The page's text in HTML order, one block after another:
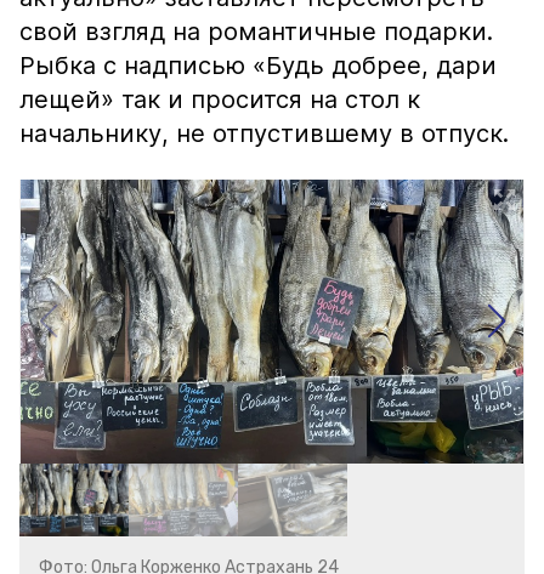
свой взгляд на романтичные подарки.
Рыбка с надписью «Будь добрее, дари
лещей» так и просится на стол к
начальнику, не отпустившему в отпуск.
Фото: Ольга Корженко Астрахань 24